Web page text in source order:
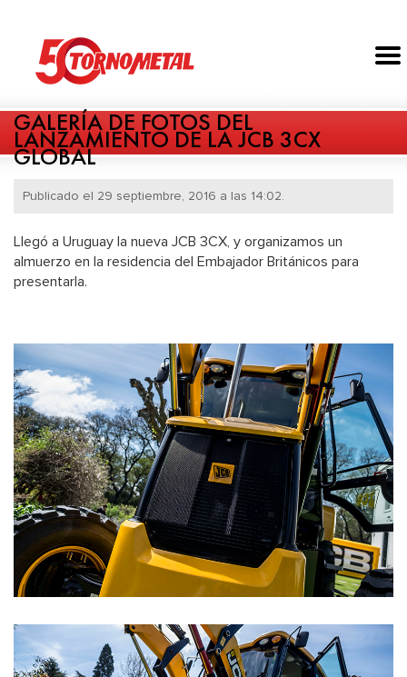
GALERÍA DE FOTOS DEL
LANZAMIENTO DE LA JCB 3CX
GLOBAL
Publicado el 29 septiembre, 2016 a las 14:02.
Llegó a Uruguay la nueva JCB 3CX, y organizamos un
almuerzo en la residencia del Embajador Británicos para
presentarla.